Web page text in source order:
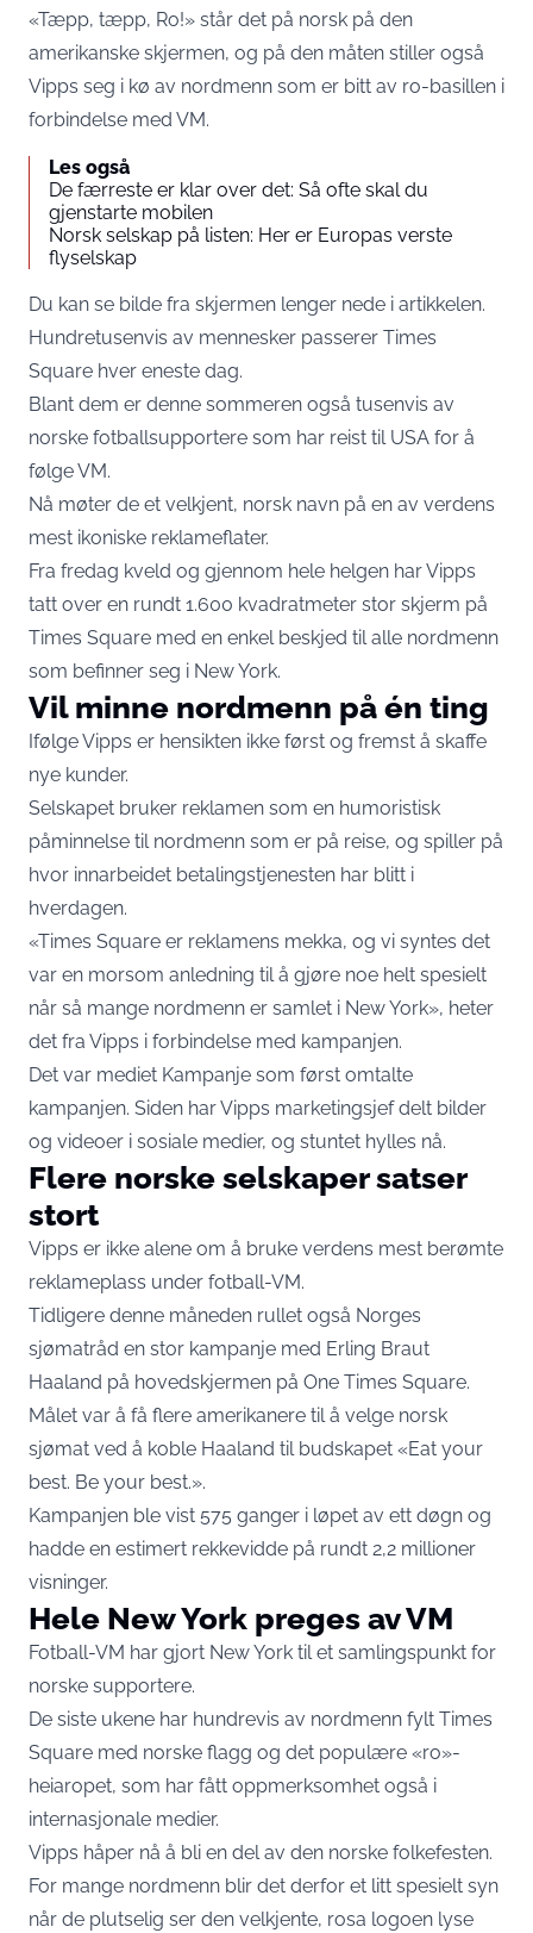
«Tæpp, tæpp, Ro!» står det på norsk på den
amerikanske skjermen, og på den måten stiller også
Vipps seg i kø av nordmenn som er bitt av ro-basillen i
forbindelse med VM.
Les også
De færreste er klar over det: Så ofte skal du
gjenstarte mobilen
Norsk selskap på listen: Her er Europas verste
flyselskap
Du kan se bilde fra skjermen lenger nede i artikkelen.
Hundretusenvis av mennesker passerer Times
Square hver eneste dag.
Blant dem er denne sommeren også tusenvis av
norske fotballsupportere som har reist til USA for å
følge VM.
Nå møter de et velkjent, norsk navn på en av verdens
mest ikoniske reklameflater.
Fra fredag kveld og gjennom hele helgen har Vipps
tatt over en rundt 1.600 kvadratmeter stor skjerm på
Times Square med en enkel beskjed til alle nordmenn
som befinner seg i New York.
Vil minne nordmenn på én ting
Ifølge Vipps er hensikten ikke først og fremst å skaffe
nye kunder.
Selskapet bruker reklamen som en humoristisk
påminnelse til nordmenn som er på reise, og spiller på
hvor innarbeidet betalingstjenesten har blitt i
hverdagen.
«Times Square er reklamens mekka, og vi syntes det
var en morsom anledning til å gjøre noe helt spesielt
når så mange nordmenn er samlet i New York», heter
det fra Vipps i forbindelse med kampanjen.
Det var mediet Kampanje som først omtalte
kampanjen. Siden har Vipps marketingsjef delt bilder
og videoer i sosiale medier, og stuntet hylles nå.
Flere norske selskaper satser
stort
Vipps er ikke alene om å bruke verdens mest berømte
reklameplass under fotball-VM.
Tidligere denne måneden rullet også Norges
sjømatråd en stor kampanje med Erling Braut
Haaland på hovedskjermen på One Times Square.
Målet var å få flere amerikanere til å velge norsk
sjømat ved å koble Haaland til budskapet «Eat your
best. Be your best.».
Kampanjen ble vist 575 ganger i løpet av ett døgn og
hadde en estimert rekkevidde på rundt 2,2 millioner
visninger.
Hele New York preges av VM
Fotball-VM har gjort New York til et samlingspunkt for
norske supportere.
De siste ukene har hundrevis av nordmenn fylt Times
Square med norske flagg og det populære «ro»-
heiaropet, som har fått oppmerksomhet også i
internasjonale medier.
Vipps håper nå å bli en del av den norske folkefesten.
For mange nordmenn blir det derfor et litt spesielt syn
når de plutselig ser den velkjente, rosa logoen lyse